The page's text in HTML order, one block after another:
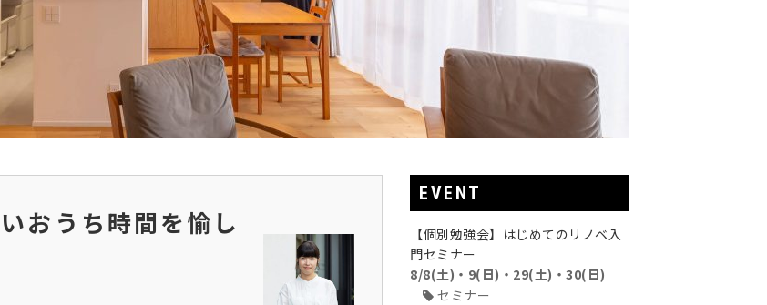
おうち時間を愉し
EVENT
【個別勉強会】はじめてのリノベ入
門セミナー
8/8(土)・9(日)・29(土)・30(日)
セミナー